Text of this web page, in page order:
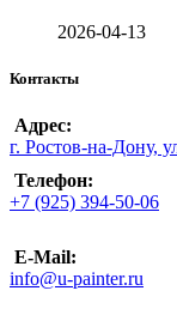
2026-04-13
Контакты
Адрес:
г. Ростов-на-Дону,
Телефон:
+7 (925) 394-50-06
E-Mail:
info@u-painter.ru